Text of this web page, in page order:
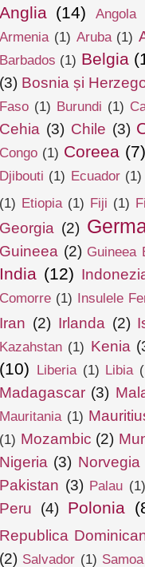
Anglia (14) Angola
Armenia (1) Aruba (1)
Barbados (1) Belgia
(3) Bosnia și
Faso (1) Burundi (1)
Cehia (3) Chile (3)
Congo (1) Coreea
Djibouti (1) Ecuador (1)
(1) Etiopia (1) Fiji (1)
Georgia (2)
Guineea (2) Guineea
India (12)
Comorre (1) Insulele
Iran (2) Irlanda (2)
Kazahstan (1) Kenia
(10) Liberia (1) Libia
Madagascar (3)
Mauritania (1)
(1) Mozambic (2)
Nigeria (3) Norvegia
Pakistan (3) Palau (1)
Peru (4) Polonia
Republica
(2) Salvador (1) Samoa